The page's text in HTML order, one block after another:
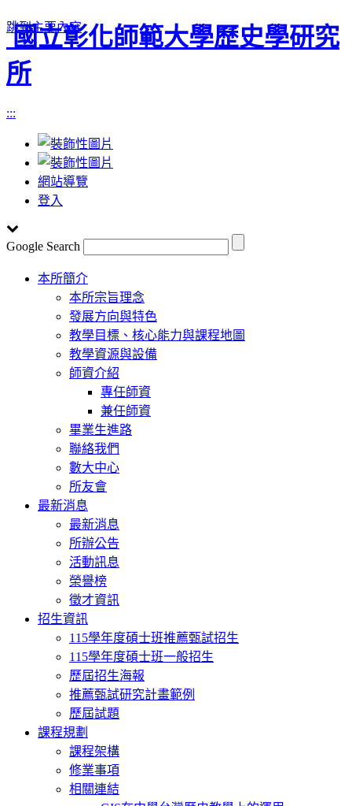
跳到主要內容
國立彰化師範大學歷史學研究
所
:::
網站導覽
登入
Google Search
Toggle
navigation
本所簡介
本所宗旨理念
發展方向與特色
教學目標、核心能力與課程地圖
教學資源與設備
師資介紹
專任師資
兼任師資
畢業生進路
聯絡我們
數大中心
所友會
最新消息
最新消息
所辦公告
活動訊息
榮譽榜
徵才資訊
招生資訊
115學年度碩士班推薦甄試招生
115學年度碩士班一般招生
歷屆招生海報
推薦甄試研究計畫範例
歷屆試題
課程規劃
課程架構
修業事項
相關連結